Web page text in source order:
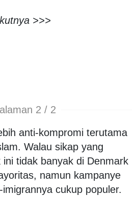
>>>
2 / 2
anti-kompromi terutama
Walau sikap yang
ini tidak banyak di Denmark
namun kampanye
cukup populer.